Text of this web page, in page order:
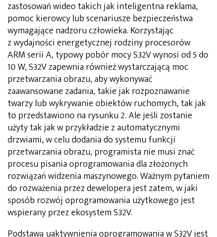
zastosowań wideo takich jak inteligentna reklama,
pomoc kierowcy lub scenariusze bezpieczeństwa
wymagające nadzoru człowieka. Korzystając
z wydajności energetycznej rodziny procesorów
ARM serii A, typowy pobór mocy S32V wynosi od 5 do
10 W, S32V zapewnia również wystarczającą moc
przetwarzania obrazu, aby wykonywać
zaawansowane zadania, takie jak rozpoznawanie
twarzy lub wykrywanie obiektów ruchomych, tak jak
to przedstawiono na rysunku 2. Ale jeśli zostanie
użyty tak jak w przykładzie z automatycznymi
drzwiami, w celu dodania do systemu funkcji
przetwarzania obrazu, programista nie musi znać
procesu pisania oprogramowania dla złożonych
rozwiązań widzenia maszynowego. Ważnym pytaniem
do rozważenia przez dewelopera jest zatem, w jaki
sposób rozwój oprogramowania użytkowego jest
wspierany przez ekosystem S32V.